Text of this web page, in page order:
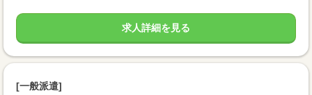
求人詳細を見る
[一般派遣]